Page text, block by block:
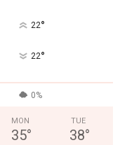
22°
22°
0%
MON
35°
TUE
38°